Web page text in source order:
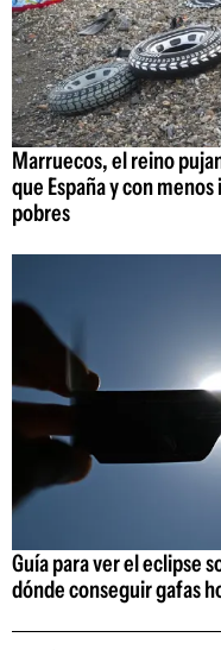
Marruecos, el reino
que España y con
pobres
Guía para ver el eclipse
dónde conseguir gafas